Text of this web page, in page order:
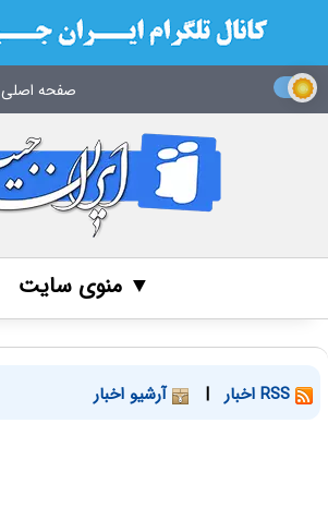
صفحه اصلی
▼ منوی سایت
| آرشیو اخبار